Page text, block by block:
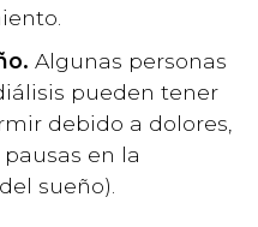
Algunas personas
pueden tener
debido a dolores,
en la
sueño).